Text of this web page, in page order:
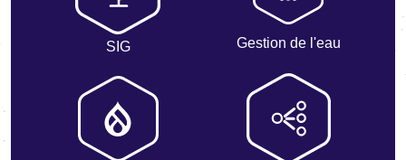
SIG Gestion de l'eau